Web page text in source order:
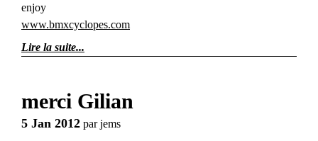
enjoy
www.bmxcyclopes.com
Lire la suite
merci Gilian
5 Jan 2012 parjems